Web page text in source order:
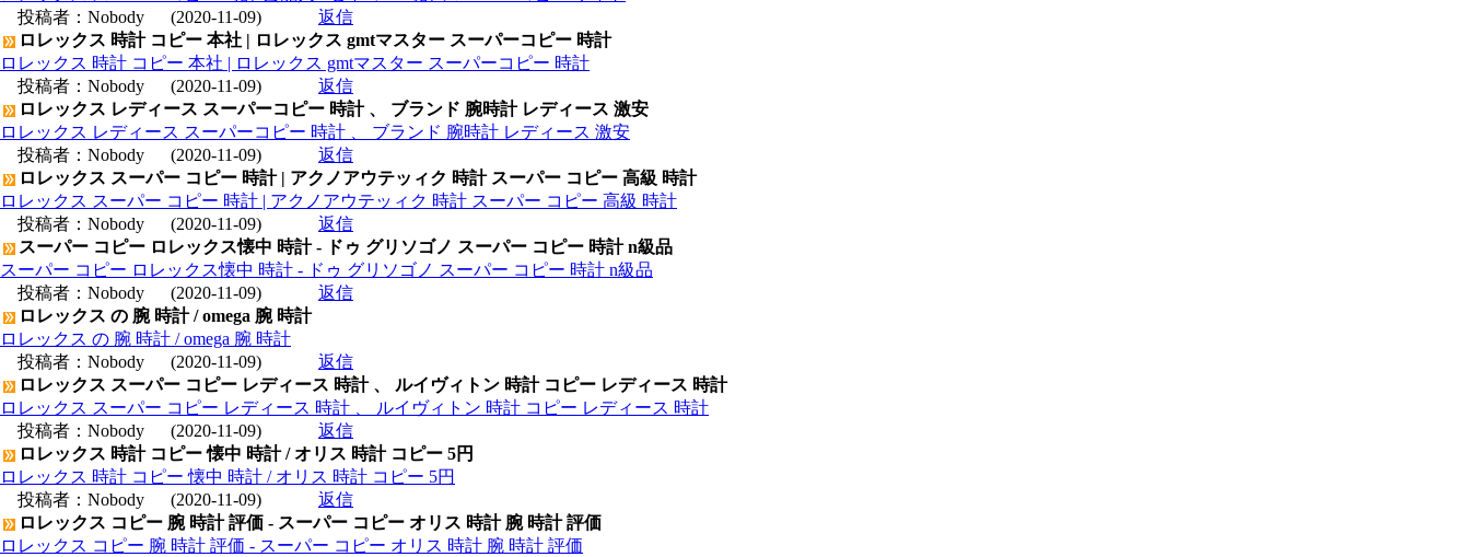
投稿者： Nobody (2020-11-09)
返信
ロレックス 時計 コピー 本社 | ロレックス gmtマスター スーパーコピー 時計
ロレックス 時計 コピー 本社 | ロレックス gmtマスター スーパーコピー 時計
投稿者： Nobody (2020-11-09)
返信
ロレックス レディース スーパーコピー 時計 、 ブランド 腕時計 レディース 激安
ロレックス レディース スーパーコピー 時計 、 ブランド 腕時計 レディース 激安
投稿者： Nobody (2020-11-09)
返信
ロレックス スーパー コピー 時計 | アクノアウテッィク 時計 スーパー コピー 高級 時計
ロレックス スーパー コピー 時計 | アクノアウテッィク 時計 スーパー コピー 高級 時計
投稿者： Nobody (2020-11-09)
返信
スーパー コピー ロレックス懐中 時計 - ドゥ グリソゴノ スーパー コピー 時計 n級品
スーパー コピー ロレックス懐中 時計 - ドゥ グリソゴノ スーパー コピー 時計 n級品
投稿者： Nobody (2020-11-09)
返信
ロレックス の 腕 時計 / omega 腕 時計
ロレックス の 腕 時計 / omega 腕 時計
投稿者： Nobody (2020-11-09)
返信
ロレックス スーパー コピー レディース 時計 、 ルイヴィトン 時計 コピー レディース 時計
ロレックス スーパー コピー レディース 時計 、 ルイヴィトン 時計 コピー レディース 時計
投稿者： Nobody (2020-11-09)
返信
ロレックス 時計 コピー 懐中 時計 / オリス 時計 コピー 5円
ロレックス 時計 コピー 懐中 時計 / オリス 時計 コピー 5円
投稿者： Nobody (2020-11-09)
返信
ロレックス コピー 腕 時計 評価 - スーパー コピー オリス 時計 腕 時計 評価
ロレックス コピー 腕 時計 評価 - スーパー コピー オリス 時計 腕 時計 評価